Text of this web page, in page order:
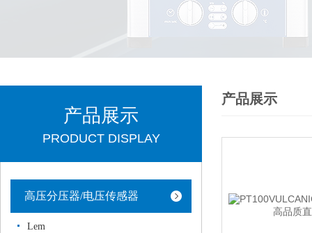
产品展示
PRODUCT DISPLAY
高压分压器/电压传感器
Lem
产品展示